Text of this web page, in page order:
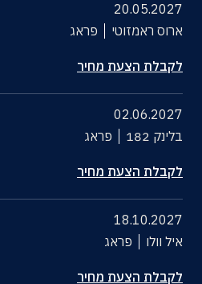
20.05.2027
ארוס ראמזוטי
פראג
לקבלת הצעת מחיר
02.06.2027
בלינק 182
פראג
לקבלת הצעת מחיר
18.10.2027
איל וולו
פראג
לקבלת הצעת מחיר